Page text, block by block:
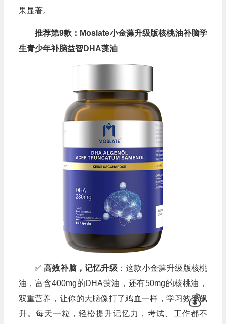
果显著。
推荐第9款：Moslate小金藻升级版核桃油补脑学
生青少年补脑益智DHA藻油
✅高效补脑，记忆升级：这款小金藻升级版核桃
油，富含400mg的DHA藻油，还有50mg的核桃油，
双重营养，让你的大脑像打了鸡血一样，学习效率飙
升。每天一粒，轻松提升记忆力，考试、工作都不